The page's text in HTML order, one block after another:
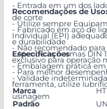
- Entrada em um dos
de corte
- Fabricado em aço de
e durabilidade
- Atende às normas DIN
- Embalagem prática
- Validade indeterminada
Recomendações de Uso:
- Utilize sempre
Individual (EPI)
- Não recomendado
exclusivo para operação
- Para melhor
ferramenta, utilize
usinagem
Especificações
Marca
Padrão